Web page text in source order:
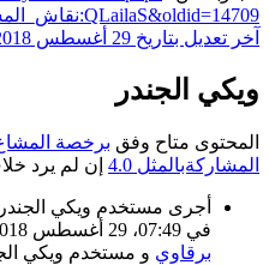
title=نقاش_المستخدم:QLailaS&oldid=14709
آخر تعديل بتاريخ 29 أغسطس 2018، في 07:49
ويكي الجندر
المحتوى متاح وفق برخصة المشاع
المشاركةبالمثل 4.0
إن لم يرد
أجرى مستخدم ويكي الجندر
في 07:49، 29 أغسطس 2018. بناء على عمل
برقاوي و مستخدم ويكي